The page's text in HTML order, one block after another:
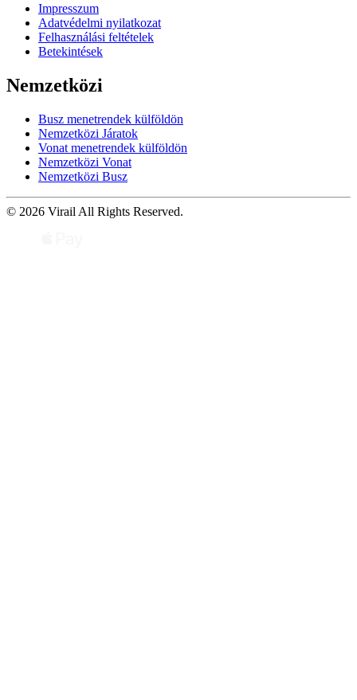
Impresszum
Adatvédelmi nyilatkozat
Felhasználási feltételek
Betekintések
Nemzetközi
Busz menetrendek külföldön
Nemzetközi Járatok
Vonat menetrendek külföldön
Nemzetközi Vonat
Nemzetközi Busz
© 2026 Virail All Rights Reserved.